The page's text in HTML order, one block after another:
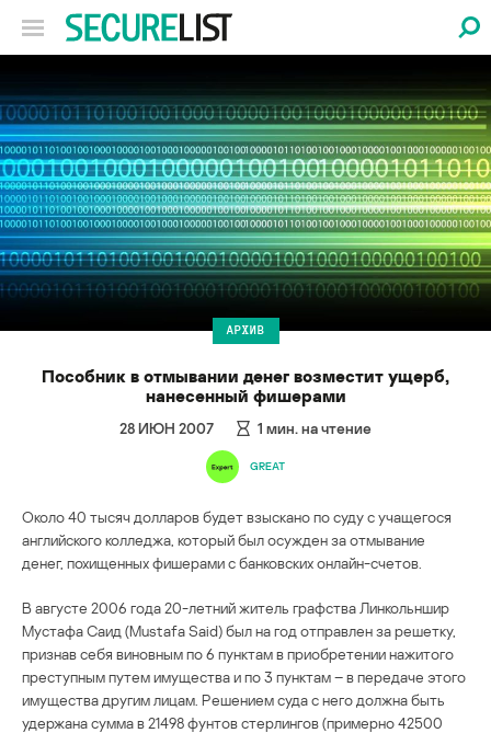
АРХИВ
Пособник в отмывании денег возместит ущерб,
нанесенный фишерами
28 ИЮН 2007 1 мин. на чтение
GREAT
Около 40 тысяч долларов будет взыскано по суду с учащегося
английского колледжа, который был осужден за отмывание
денег, похищенных фишерами с банковских онлайн-счетов.
В августе 2006 года 20-летний житель графства Линкольншир
Мустафа Саид (Mustafa Said) был на год отправлен за решетку,
признав себя виновным по 6 пунктам в приобретении нажитого
преступным путем имущества и по 3 пунктам – в передаче этого
имущества другим лицам. Решением суда с него должна быть
удержана сумма в 21498 фунтов стерлингов (примерно 42500